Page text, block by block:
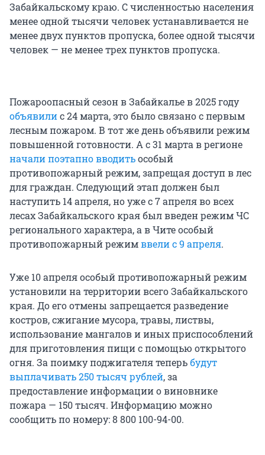
Забайкальскому краю. С численностью населения
менее одной тысячи человек устанавливается не
менее двух пунктов пропуска, более одной тысячи
человек — не менее трех пунктов пропуска.
Пожароопасный сезон в Забайкалье в 2025 году
объявилис 24 марта, это было связано с первым
лесным пожаром. В тот же день объявили режим
повышенной готовности. А с 31 марта в регионе
начали поэтапно вводитьособый
противопожарный режим, запрещая доступ в лес
для граждан. Следующий этап должен был
наступить 14 апреля, но уже с 7 апреля во всех
лесах Забайкальского края был введен режим ЧС
регионального характера, а в Чите особый
противопожарный режимввели с 9 апреля.
Уже 10 апреля особый противопожарный режим
установили на территории всего Забайкальского
края. До его отмены запрещается разведение
костров, сжигание мусора, травы, листвы,
использование мангалов и иных приспособлений
для приготовления пищи с помощью открытого
огня. За поимку поджигателя теперьбудут
выплачивать 250 тысяч рублей, за
предоставление информации о виновнике
пожара — 150 тысяч. Информацию можно
сообщить по номеру:8 800 100-94-00.